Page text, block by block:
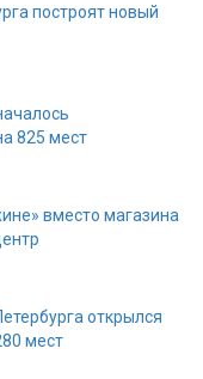
построят новый
825 мест
вместо магазина
открылся
мест